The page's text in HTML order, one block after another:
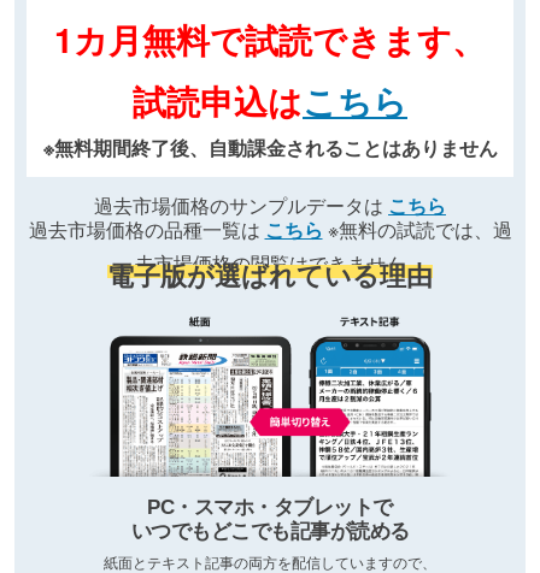
1カ月無料で試読できます、
試読申込はこちら
※無料期間終了後、自動課金されることはありません
過去市場価格のサンプルデータは こちら
過去市場価格の品種一覧は こちら ※無料の試読では、過
去市場価格の閲覧はできません
電子版が選ばれている理由
PC・スマホ・タブレットで
いつでもどこでも記事が読める
紙面とテキスト記事の両方を配信していますので、